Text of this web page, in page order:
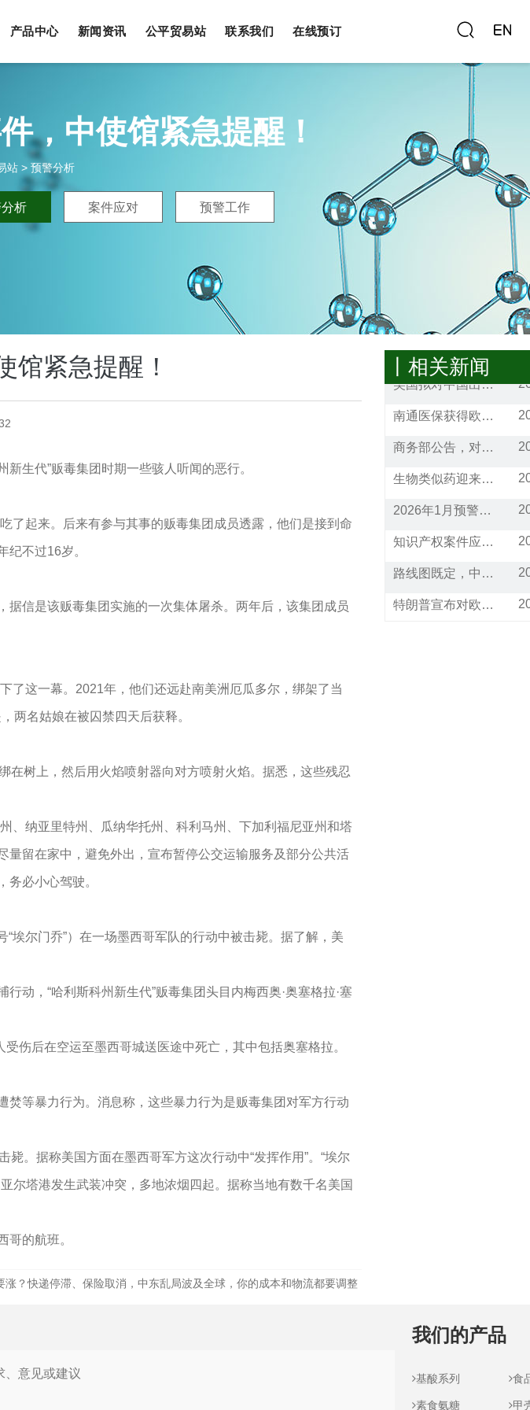
产品中心 新闻资讯 公平贸易站 联系我们 在线预订
，中使馆紧急提醒！
站 > 预警分析
析 案件应对 预警工作
馆紧急提醒！
生代”贩毒集团时期一些骇人听闻的恶行。
了起来。后来有参与其事的贩毒集团成员透露，他们是接到命
不过16岁。
据信是该贩毒集团实施的一次集体屠杀。两年后，该集团成员
了这一幕。2021年，他们还远赴南美洲厄瓜多尔，绑架了当
两名姑娘在被囚禁四天后获释。
在树上，然后用火焰喷射器向对方喷射火焰。据悉，这些残忍
、纳亚里特州、瓜纳华托州、科利马州、下加利福尼亚州和塔
留在家中，避免外出，宣布暂停公交运输服务及部分公共活
必小心驾驶。
埃尔门乔”）在一场墨西哥军队的行动中被击毙。据了解，美
动，“哈利斯科州新生代”贩毒集团头目内梅西奥·奥塞格拉·塞
伤后在空运至墨西哥城送医途中死亡，其中包括奥塞格拉。
等暴力行为。消息称，这些暴力行为是贩毒集团对军方行动
。据称美国方面在墨西哥军方这次行动中“发挥作用”。“埃尔
尔塔港发生武装冲突，多地浓烟四起。据称当地有数千名美国
哥的航班。
涨？快递停滞、保险取消，中东乱局波及全球，你的成本和物流都要调整
丨相关新闻
美国拟对中国出口的N95口罩及熔喷滤料发起双反调查
我们的产品
基酸系列 食
素食氨糖 甲